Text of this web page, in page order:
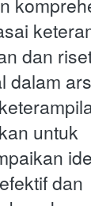
dan
dalam
untuk
dan